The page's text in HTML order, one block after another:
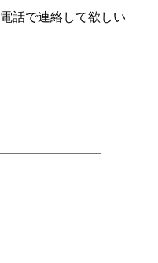
電話で連絡して欲しい